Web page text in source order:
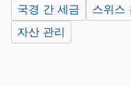
국경 간 세금
스위스
자산 관리